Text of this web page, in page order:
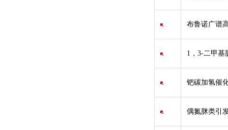
布鲁诺广谱
1，3-二甲基
钯碳加氢催
偶氮脒类引